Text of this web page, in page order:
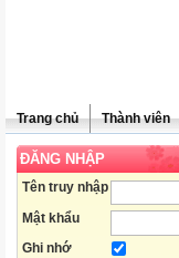
Trang chủ Thành viên
ĐĂNG NHẬP
Tên truy nhập
Mật khẩu
Ghi nhớ